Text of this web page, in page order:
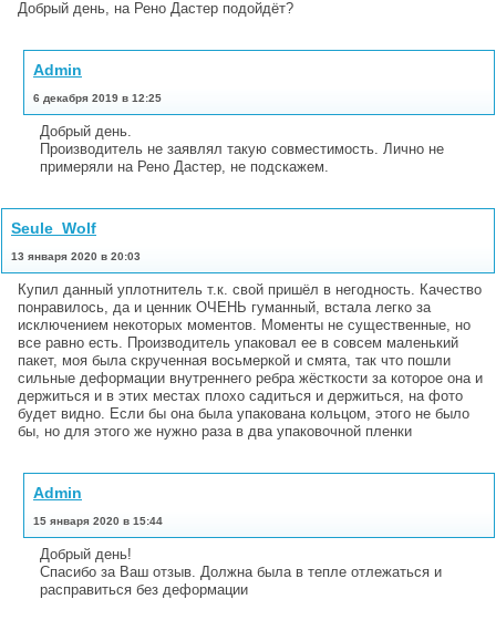
Добрый день, на Рено Дастер подойдёт?
Admin
6 декабря 2019 в 12:25
Добрый день.
Производитель не заявлял такую совместимость. Лично не
примеряли на Рено Дастер, не подскажем.
Seule_Wolf
13 января 2020 в 20:03
Купил данный уплотнитель т.к. свой пришёл в негодность. Качество
понравилось, да и ценник ОЧЕНЬ гуманный, встала легко за
исключением некоторых моментов. Моменты не существенные, но
все равно есть. Производитель упаковал ее в совсем маленький
пакет, моя была скрученная восьмеркой и смята, так что пошли
сильные деформации внутреннего ребра жёсткости за которое она и
держиться и в этих местах плохо садиться и держиться, на фото
будет видно. Если бы она была упакована кольцом, этого не было
бы, но для этого же нужно раза в два упаковочной пленки
Admin
15 января 2020 в 15:44
Добрый день!
Спасибо за Ваш отзыв. Должна была в тепле отлежаться и
расправиться без деформации